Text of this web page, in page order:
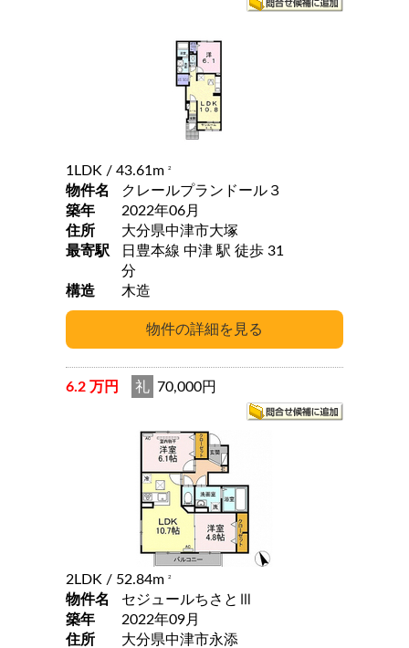
1LDK / 43.61m 2
物件名
クレールプランドール３
築年
2022年06月
住所
大分県中津市大塚
最寄駅
日豊本線 中津 駅 徒歩 31
分
構造
木造
6.2 万円 礼 70,000円
2LDK / 52.84m 2
物件名
セジュールちさとⅢ
築年
2022年09月
住所
大分県中津市永添